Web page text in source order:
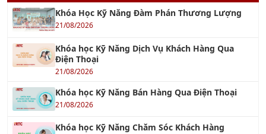
Khóa Học Kỹ Năng Đàm Phán Thương Lượng
21/08/2026
Khóa học Kỹ Năng Dịch Vụ Khách Hàng Qua
Điện Thoại
21/08/2026
Khóa học Kỹ Năng Bán Hàng Qua Điện Thoại
21/08/2026
Khóa học Kỹ Năng Chăm Sóc Khách Hàng